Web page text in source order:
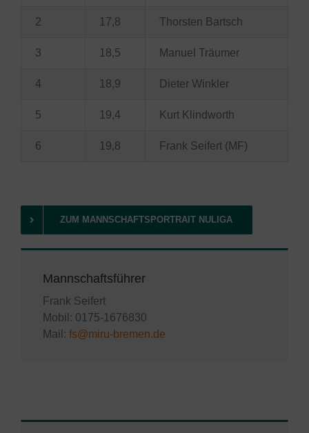
2 17,8 Thorsten Bartsch
3 18,5 Manuel Träumer
4 18,9 Dieter Winkler
5 19,4 Kurt Klindworth
6 19,8 Frank Seifert (MF)
ZUM MANNSCHAFTSPORTRAIT NULIGA
Mannschaftsführer
Frank Seifert
Mobil: 0175-1676830
Mail: fs@miru-bremen.de